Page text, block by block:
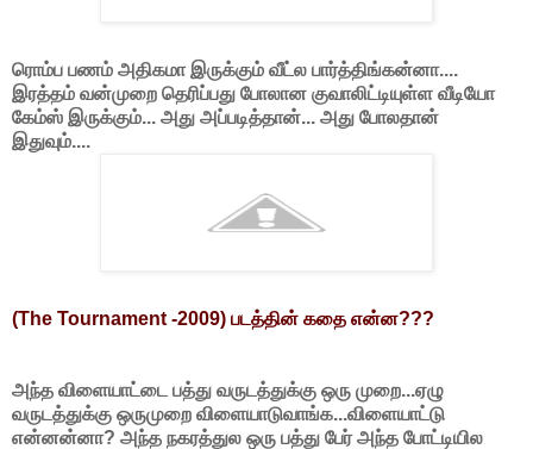
ரொம்ப பணம் அதிகமா இருக்கும் வீட்ல பார்த்திங்கன்னா....
இரத்தம் வன்முறை தெரிப்பது போலான குவாலிட்டியுள்ள வீடியோ
கேம்ஸ் இருக்கும்... அது அப்படித்தான்... அது போலதான்
இதுவும்....
(The Tournament -2009) படத்தின் கதை என்ன???
அந்த விளையாட்டை பத்து வருடத்துக்கு ஒரு முறை...ஏழு
வருடத்துக்கு ஒருமுறை விளையாடுவாங்க...விளையாட்டு
என்னன்னா? அந்த நகரத்துல ஒரு பத்து பேர் அந்த போட்டியில